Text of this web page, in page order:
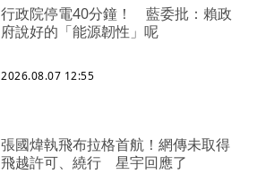
行政院停電40分鐘！ 藍委批：賴政
府說好的「能源韌性」呢
2026.08.07 12:55
張國煒執飛布拉格首航！網傳未取得
飛越許可、繞行 星宇回應了